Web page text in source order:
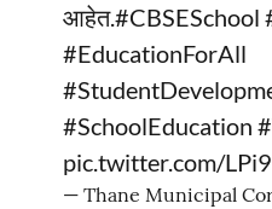
आहेत.#CBSESchool
#EducationForAll
#SchoolEducation
pic.twitter.com/
— Thane Municipal